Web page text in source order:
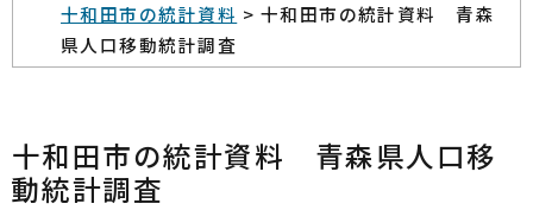
十和田市の統計資料 > 十和田市の統計資料 青森
県人口移動統計調査
十和田市の統計資料 青森県人口移
動統計調査